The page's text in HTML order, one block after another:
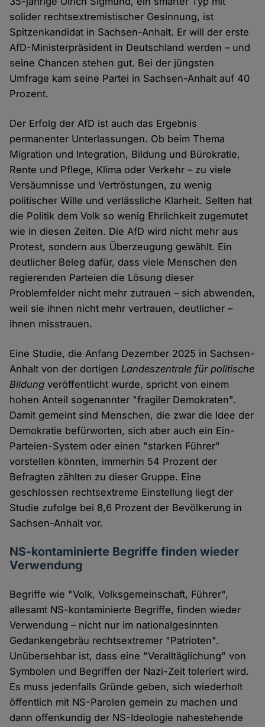
solider rechtsextremistischer Gesinnung, ist
Spitzenkandidat in Sachsen-Anhalt. Er will der erste
AfD-Ministerpräsident in Deutschland werden – und
seine Chancen stehen gut. Bei der jüngsten
Umfrage kam seine Partei in Sachsen-Anhalt auf 40
Prozent.
Der Erfolg der AfD ist auch das Ergebnis
permanenter Unterlassungen. Ob beim Thema
Migration und Integration, Bildung und Bürokratie,
Rente und Pflege, Klima oder Verkehr – zu viele
Versäumnisse und Vertröstungen, zu wenig
politischer Wille und verlässliche Klarheit. Selten hat
die Politik dem Volk so wenig Ehrlichkeit zugemutet
wie in diesen Zeiten. Die AfD wird nicht mehr aus
Protest, sondern aus Überzeugung gewählt. Ein
deutlicher Beleg dafür, dass viele Menschen den
regierenden Parteien die Lösung dieser
Problemfelder nicht mehr zutrauen – sich abwenden,
weil sie ihnen nicht mehr vertrauen, deutlicher –
ihnen misstrauen.
Eine Studie, die Anfang Dezember 2025 in Sachsen-
Anhalt von der dortigenLandeszentrale für politische
Bildung veröffentlicht wurde, spricht von einem
hohen Anteil sogenannter "fragiler Demokraten".
Damit gemeint sind Menschen, die zwar die Idee der
Demokratie befürworten, sich aber auch ein Ein-
Parteien-System oder einen "starken Führer"
vorstellen könnten, immerhin 54 Prozent der
Befragten zählten zu dieser Gruppe. Eine
geschlossen rechtsextreme Einstellung liegt der
Studie zufolge bei 8,6 Prozent der Bevölkerung in
Sachsen-Anhalt vor.
NS-kontaminierte Begriffe finden wieder
Verwendung
Begriffe wie "Volk, Volksgemeinschaft, Führer",
allesamt NS-kontaminierte Begriffe, finden wieder
Verwendung – nicht nur im nationalgesinnten
Gedankengebräu rechtsextremer "Patrioten".
Unübersehbar ist, dass eine "Veralltäglichung" von
Symbolen und Begriffen der Nazi-Zeit toleriert wird.
Es muss jedenfalls Gründe geben, sich wiederholt
öffentlich mit NS-Parolen gemein zu machen und
dann offenkundig der NS-Ideologie nahestehende